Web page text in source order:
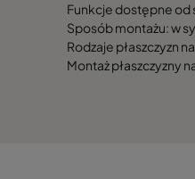
Funkcje dostępne od
Sposób montażu: w
Rodzaje płaszczyzn
Montaż płaszczyzny